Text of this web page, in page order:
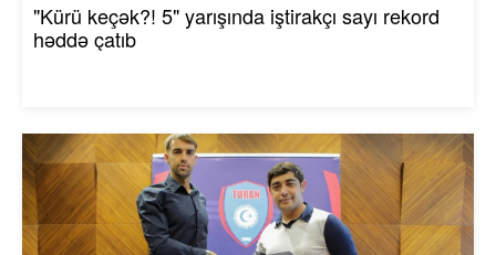
"Kürü keçək?! 5" yarışında iştirakçı sayı rekord
həddə çatıb